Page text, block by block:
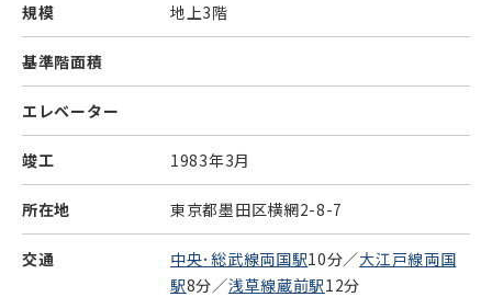
規模 地上3階
基準階面積
エレベーター
竣工 1983年3月
所在地 東京都墨田区横網2-8-7
交通 中央･総武線両国駅10分／大江戸線両国
駅8分／浅草線蔵前駅12分